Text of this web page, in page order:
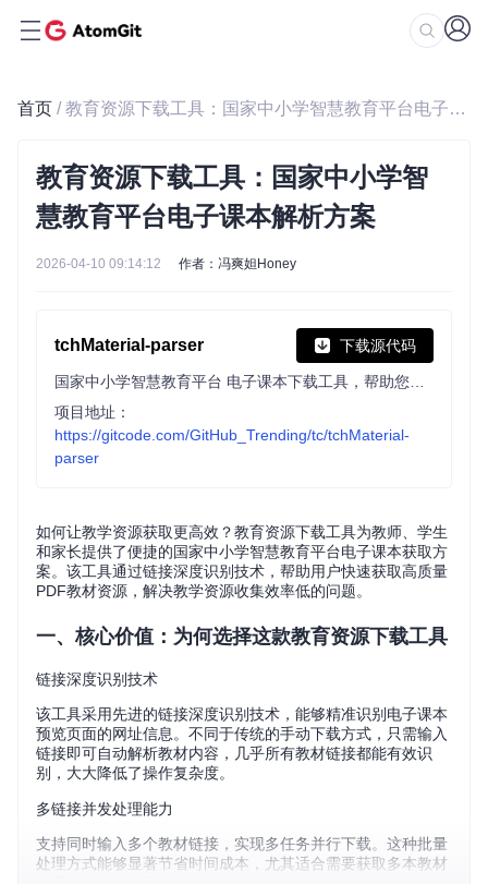
首页 / 教育资源下载工具：国家中小学智慧教育平台电子课本解析方案
教育资源下载工具：国家中小学智
慧教育平台电子课本解析方案
2026-04-10 09:14:12 作者：冯爽妲Honey
tchMaterial-parser 下载源代码
项目地址：
https://gitcode.com/GitHub_Trending/tc/tchMaterial-
parser
如何让教学资源获取更高效？教育资源下载工具为教师、学生
和家长提供了便捷的国家中小学智慧教育平台电子课本获取方
案。该工具通过链接深度识别技术，帮助用户快速获取高质量
PDF教材资源，解决教学资源收集效率低的问题。
一、核心价值：为何选择这款教育资源下载工具
链接深度识别技术
该工具采用先进的链接深度识别技术，能够精准识别电子课本
预览页面的网址信息。不同于传统的手动下载方式，只需输入
链接即可自动解析教材内容，几乎所有教材链接都能有效识
别，大大降低了操作复杂度。
多链接并发处理能力
支持同时输入多个教材链接，实现多任务并行下载。这种批量
处理方式能够显著节省时间成本，尤其适合需要获取多本教材